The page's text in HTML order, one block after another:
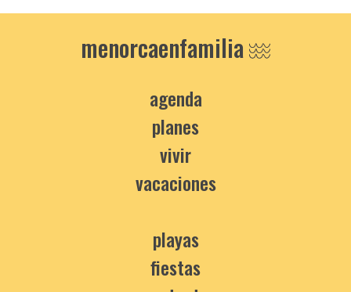
menorcaenfamilia
agenda
planes
vivir
vacaciones
playas
fiestas